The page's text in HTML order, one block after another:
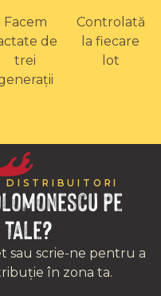
Facem
de
trei
Controlată
la fiecare
lot
DISTRIBUITORI
pe
sau scrie-ne pentru a
în zona ta.